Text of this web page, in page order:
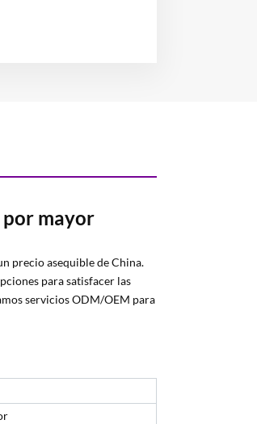
mayor
precio asequible de China.
para satisfacer las
servicios ODM/OEM para